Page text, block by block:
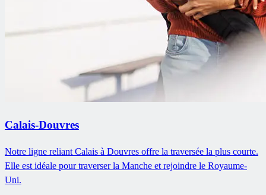
Calais-Douvres
Notre ligne reliant Calais à Douvres offre la traversée la plus courte.
Elle est idéale pour traverser la Manche et rejoindre le Royaume-
Uni.